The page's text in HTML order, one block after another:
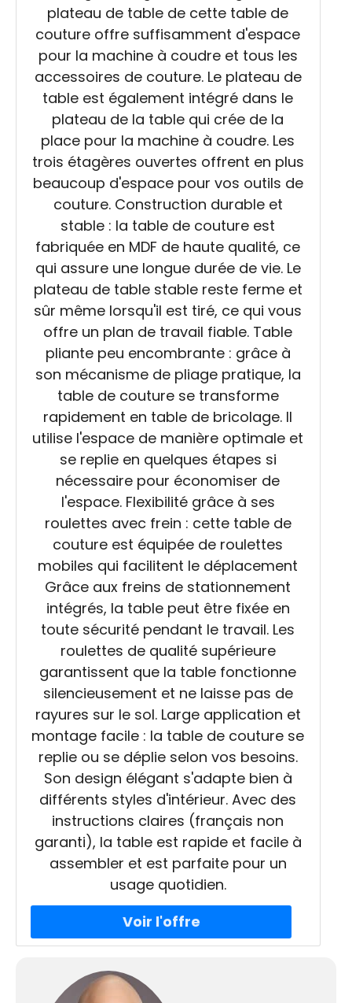
plateau de table de cette table de
couture offre suffisamment d'espace
pour la machine à coudre et tous les
accessoires de couture. Le plateau de
table est également intégré dans le
plateau de la table qui crée de la
place pour la machine à coudre. Les
trois étagères ouvertes offrent en plus
beaucoup d'espace pour vos outils de
couture. Construction durable et
stable : la table de couture est
fabriquée en MDF de haute qualité, ce
qui assure une longue durée de vie. Le
plateau de table stable reste ferme et
sûr même lorsqu'il est tiré, ce qui vous
offre un plan de travail fiable. Table
pliante peu encombrante : grâce à
son mécanisme de pliage pratique, la
table de couture se transforme
rapidement en table de bricolage. Il
utilise l'espace de manière optimale et
se replie en quelques étapes si
nécessaire pour économiser de
l'espace. Flexibilité grâce à ses
roulettes avec frein : cette table de
couture est équipée de roulettes
mobiles qui facilitent le déplacement
Grâce aux freins de stationnement
intégrés, la table peut être fixée en
toute sécurité pendant le travail. Les
roulettes de qualité supérieure
garantissent que la table fonctionne
silencieusement et ne laisse pas de
rayures sur le sol. Large application et
montage facile : la table de couture se
replie ou se déplie selon vos besoins.
Son design élégant s'adapte bien à
différents styles d'intérieur. Avec des
instructions claires (français non
garanti), la table est rapide et facile à
assembler et est parfaite pour un
usage quotidien.